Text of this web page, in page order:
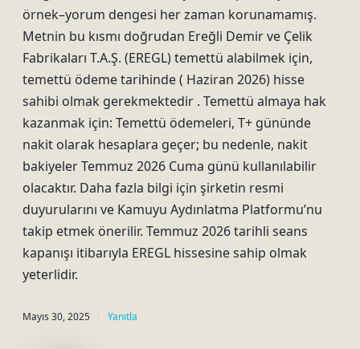
örnek–yorum dengesi her zaman korunamamış.
Metnin bu kısmı doğrudan Ereğli Demir ve Çelik
Fabrikaları T.A.Ş. (EREGL) temettü alabilmek için,
temettü ödeme tarihinde ( Haziran 2026) hisse
sahibi olmak gerekmektedir . Temettü almaya hak
kazanmak için: Temettü ödemeleri, T+ gününde
nakit olarak hesaplara geçer; bu nedenle, nakit
bakiyeler Temmuz 2026 Cuma günü kullanılabilir
olacaktır. Daha fazla bilgi için şirketin resmi
duyurularını ve Kamuyu Aydınlatma Platformu’nu
takip etmek önerilir. Temmuz 2026 tarihli seans
kapanışı itibarıyla EREGL hissesine sahip olmak
yeterlidir.
Mayıs 30, 2025 Yanıtla